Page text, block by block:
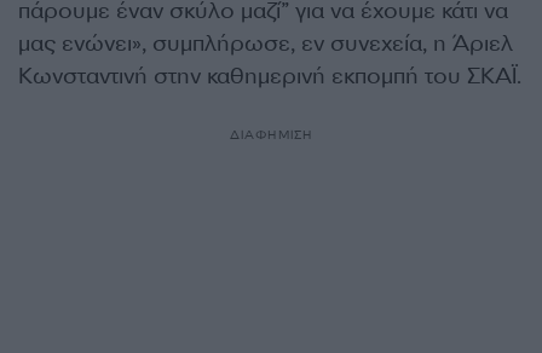
πάρουμε έναν σκύλο μαζί” για να έχουμε κάτι να
μας ενώνει», συμπλήρωσε, εν συνεχεία, η Άριελ
Κωνσταντινή στην καθημερινή εκπομπή του ΣΚΑΪ.
ΔΙΑΦΗΜΙΣΗ